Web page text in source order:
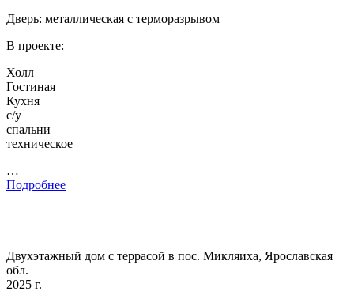
Дверь: металлическая с терморазрывом
В проекте:
Холл
Гостиная
Кухня
с/у
спальни
техническое
…
Подробнее
Двухэтажный дом с террасой в пос. Микляиха, Ярославская
обл.
2025 г.